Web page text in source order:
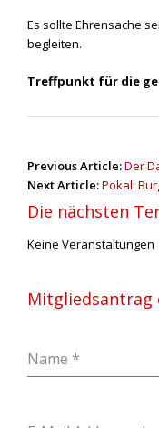
Es sollte Ehrensache
begleiten.
Treffpunkt für die
P
o
s
t
n
i
t
Previous Article:Der
Next Article:Pokal:
Die nächsten
Keine Veranstaltungen
Mitgliedsantrag
Name *